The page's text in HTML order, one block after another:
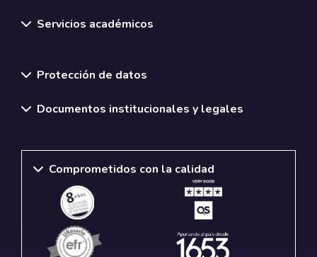
Servicios académicos
Protección de datos
Documentos institucionales y legales
Comprometidos con la calidad